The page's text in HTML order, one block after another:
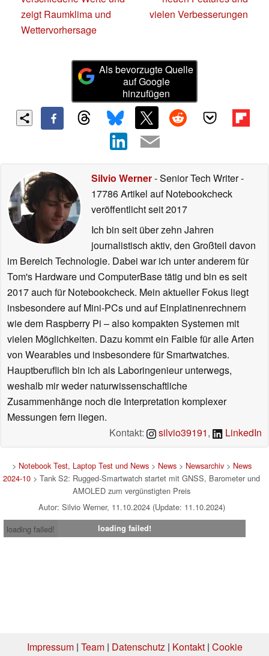
zeigt Raumklima und
Wettervorhersage
vielen Verbesserungen
Als bevorzugte Quelle
auf Google
hinzufügen
Silvio Werner- Senior Tech Writer-
17786 Artikel auf Notebookcheck
veröffentlichtseit 2017
Ich bin seit über zehn Jahren
journalistisch aktiv, den Großteil davon
im Bereich Technologie. Dabei war ich unter anderem für
Tom's Hardware und ComputerBase tätig und bin es seit
2017 auch für Notebookcheck. Mein aktueller Fokus liegt
insbesondere auf Mini-PCs und auf Einplatinenrechnern
wie dem Raspberry Pi – also kompakten Systemen mit
vielen Möglichkeiten. Dazu kommt ein Faible für alle Arten
von Wearables und insbesondere für Smartwatches.
Hauptberuflich bin ich als Laboringenieur unterwegs,
weshalb mir weder naturwissenschaftliche
Zusammenhänge noch die Interpretation komplexer
Messungen fern liegen.
Kontakt:
silvio39191, LinkedIn
> Notebook Test, Laptop Test und News> News> Newsarchiv> News
2024-10 > Tank S2: Rugged-Smartwatch startet mit GNSS, Barometer und
AMOLED zum vergünstigten Preis
Autor: Silvio Werner, 11.10.2024 (Update: 11.10.2024)
loading failed!
loading failed!
Impressum| Team| Datenschutz| Kontakt| Cookie